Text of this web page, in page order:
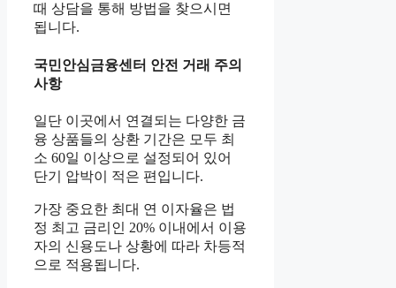
때 상담을 통해 방법을 찾으시면
됩니다.
국민안심금융센터 안전 거래 주의
사항
일단 이곳에서 연결되는 다양한 금
융 상품들의 상환 기간은 모두 최
소 60일 이상으로 설정되어 있어
단기 압박이 적은 편입니다.
가장 중요한 최대 연 이자율은 법
정 최고 금리인 20% 이내에서 이용
자의 신용도나 상황에 따라 차등적
으로 적용됩니다.